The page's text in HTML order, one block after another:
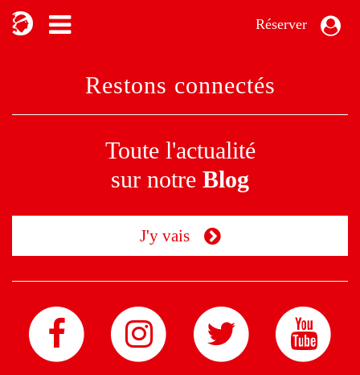
Réserver
Restons connectés
Toute l'actualité
sur notre Blog
J'y vais